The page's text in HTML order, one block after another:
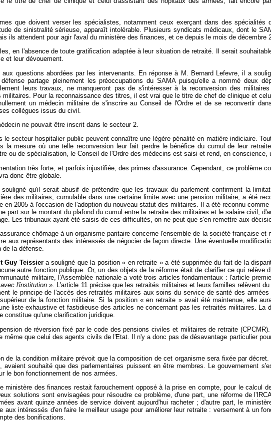
que doivent verser les spécialistes, notamment ceux exerçant dans des spécialités
de sinistralité sérieuse, apparaît intolérable. Plusieurs syndicats médicaux, dont le
ils attendent pour agir l'aval du ministère des finances, et ce depuis le mois de décembre
en l'absence de toute gratification adaptée à leur situation de retraité. Il serait
et leur dévouement.
questions abordées par les intervenants. En réponse à M. Bernard Lefevre, il a
partage pleinement les préoccupations du SAMA puisqu'elle a nommé deux
leurs travaux, ne manqueront pas de s'intéresser à la reconversion des
Pour la reconnaissance des titres, il est vrai que le titre de chef de clinique et
un médecin militaire de s'inscrire au Conseil de l'Ordre et de se reconvertir
collègues issus du civil.
ne pouvait être inscrit dans le secteur 2.
secteur hospitalier public peuvent connaître une légère pénalité en matière indiciaire.
la mesure où une telle reconversion leur fait perdre le bénéfice du cumul de leur
ou de spécialisation, le Conseil de l'Ordre des médecins est saisi et rend, en conscience,
très forte, et parfois injustifiée, des primes d'assurance. Cependant, ce problème
donc être globale.
qu'il serait abusif de prétendre que les travaux du parlement confirment la
des militaires, cumulable dans une certaine limite avec une pension militaire, a été
2005 à l'occasion de l'adoption du nouveau statut des militaires. Il a été reconnu
part sur le montant du plafond du cumul entre la retraite des militaires et le salaire civil,
Les tribunaux ayant été saisis de ces difficultés, on ne peut que s'en remettre aux
chômage à un organisme paritaire concerne l'ensemble de la société française
aux représentants des intéressés de négocier de façon directe. Une éventuelle
de la défense.
Guy Teissiera souligné que la position « en retraite » a été supprimée du fait de la
autre fonction publique. Or, un des objets de la réforme était de clarifier ce qui relève
militaire, l'Assemblée nationale a voté trois articles fondamentaux : l'article
l'institution ». L'article 11 précise que les retraités militaires et leurs familles relèvent
le principe de l'accès des retraités militaires aux soins du service de santé des
de la fonction militaire. Si la position « en retraite » avait été maintenue, elle
liste exhaustive et fastidieuse des articles ne concernant pas les retraités militaires. La
constitue qu'une clarification juridique.
de réversion fixé par le code des pensions civiles et militaires de retraite
même que celui des agents civils de l'Etat. Il n'y a donc pas de désavantage particulier
de la condition militaire prévoit que la composition de cet organisme sera fixée par
souhaité que des parlementaires puissent en être membres. Le gouvernement
le bon fonctionnement de nos armées.
ministère des finances restait farouchement opposé à la prise en compte, pour le calcul
solutions sont envisagées pour résoudre ce problème, d'une part, une réforme de
avant quinze années de service doivent aujourd'hui racheter ; d'autre part, le
intéressés d'en faire le meilleur usage pour améliorer leur retraite : versement à un
des bonifications.